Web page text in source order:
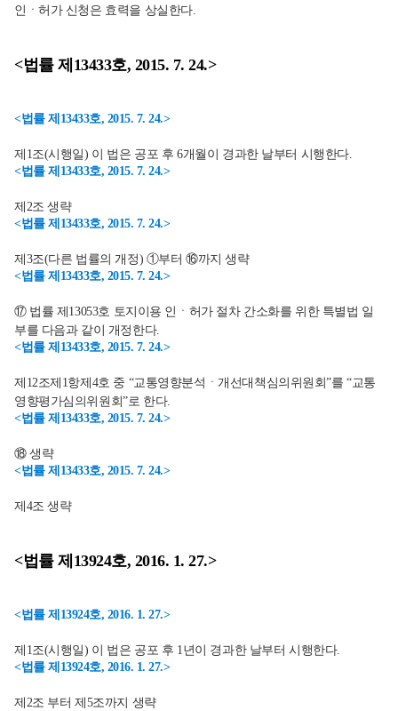
인ㆍ허가 신청은 효력을 상실한다.
<법률 제13433호, 2015. 7. 24.>
<법률 제13433호, 2015. 7. 24.>
제1조(시행일) 이 법은 공포 후 6개월이 경과한 날부터 시행한다.
<법률 제13433호, 2015. 7. 24.>
제2조 생략
<법률 제13433호, 2015. 7. 24.>
제3조(다른 법률의 개정) ①부터 ⑯까지 생략
<법률 제13433호, 2015. 7. 24.>
⑰ 법률 제13053호 토지이용 인ㆍ허가 절차 간소화를 위한 특별법 일
부를 다음과 같이 개정한다.
<법률 제13433호, 2015. 7. 24.>
제12조제1항제4호 중 “교통영향분석ㆍ개선대책심의위원회”를 “교통
영향평가심의위원회”로 한다.
<법률 제13433호, 2015. 7. 24.>
⑱ 생략
<법률 제13433호, 2015. 7. 24.>
제4조 생략
<법률 제13924호, 2016. 1. 27.>
<법률 제13924호, 2016. 1. 27.>
제1조(시행일) 이 법은 공포 후 1년이 경과한 날부터 시행한다.
<법률 제13924호, 2016. 1. 27.>
제2조 부터 제5조까지 생략